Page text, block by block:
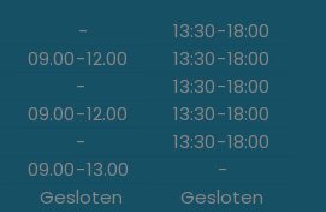
- 13:30-18:00
09.00-12.00 13:30-18:00
- 13:30-18:00
09.00-12.00 13:30-18:00
- 13:30-18:00
09.00-13.00
-
Gesloten Gesloten